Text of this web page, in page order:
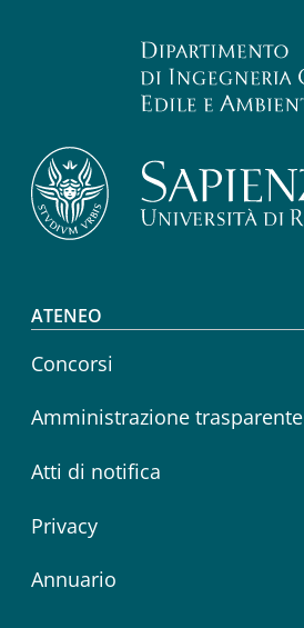
Footer menu
ATENEO
Concorsi
Amministrazione trasparente
Atti di notifica
Privacy
Annuario